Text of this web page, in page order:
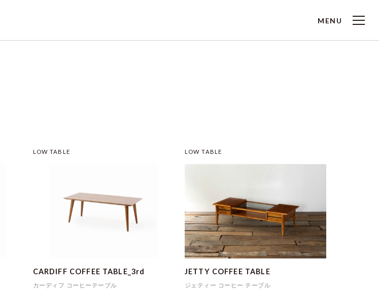
MENU
LOW TABLE
CARDIFF COFFEE TABLE_3rd
カーディフ コーヒーテーブル
LOW TABLE
JETTY COFFEE TABLE
ジェティー コーヒー テーブル